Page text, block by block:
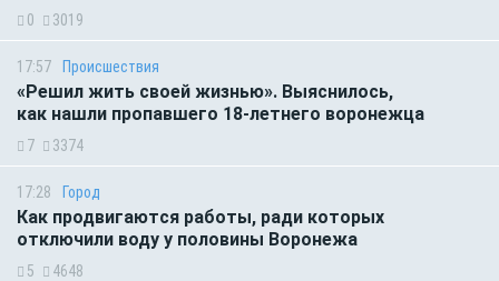
0 3019
17:57 Происшествия
«Решил жить своей жизнью». Выяснилось,
как нашли пропавшего 18-летнего воронежца
7 3374
17:28 Город
Как продвигаются работы, ради которых
отключили воду у половины Воронежа
5 4648